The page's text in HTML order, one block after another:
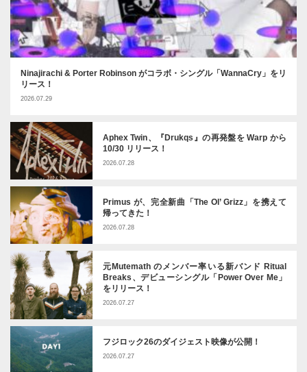
Ninajirachi & Porter Robinson がコラボ・シングル「WannaCry」をリ
リース！
2026.07.29
Aphex Twin、『Drukqs』の再発盤を Warp から
10/30 リリース！
2026.07.28
Primus が、完全新曲「The Ol’ Grizz」を携えて
帰ってきた！
2026.07.28
元Mutemath のメンバー率いる新バンド Ritual
Breaks、デビューシングル「Power Over Me」
をリリース！
2026.07.27
フジロック26のダイジェスト映像が公開！
2026.07.27